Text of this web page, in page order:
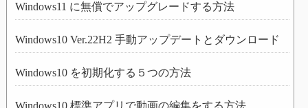
Windows11 に無償でアップグレードする方法
Windows10 Ver.22H2 手動アップデートとダウンロード
Windows10 を初期化する５つの方法
Windows10 標準アプリで動画の編集をする方法